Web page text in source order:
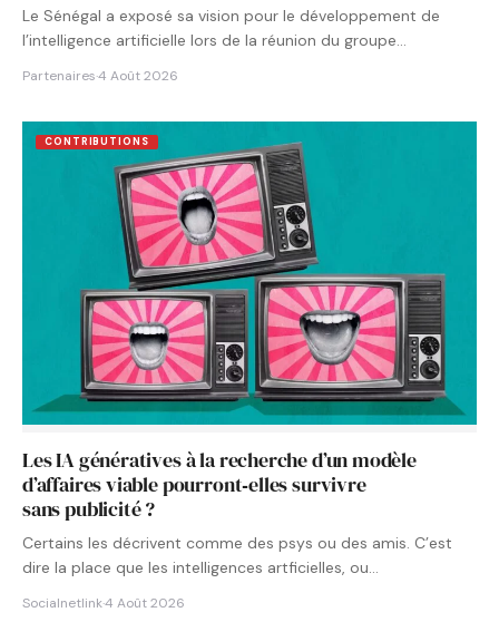
Le Sénégal a exposé sa vision pour le développement de
l’intelligence artificielle lors de la réunion du groupe…
Partenaires·4 Août 2026
CONTRIBUTIONS
Les IA génératives à la recherche d’un modèle
d’affaires viable pourront‑elles survivre
sans publicité ?
Certains les décrivent comme des psys ou des amis. C’est
dire la place que les intelligences artficielles, ou…
Socialnetlink·4 Août 2026